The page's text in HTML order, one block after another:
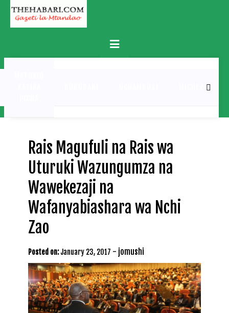
Skip
content
Primary
Menu
MICHEZO
Rais Magufuli na Rais wa
Uturuki Wazungumza na
Wawekezaji na
Wafanyabiashara wa Nchi
Zao
Posted on: January 23, 2017 - jomushi